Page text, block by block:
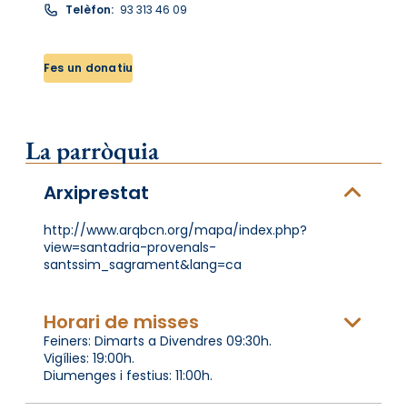
Telèfon: 93 313 46 09
Fes un donatiu
La parròquia
Arxiprestat
http://www.arqbcn.org/mapa/index.php?
view=santadria-provenals-
santssim_sagrament&lang=ca
Horari de misses
Feiners: Dimarts a Divendres 09:30h.
Vigílies: 19:00h.
Diumenges i festius: 11:00h.